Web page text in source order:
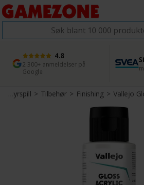
4.8
2 300+ anmeldelser på
Google
1 dags levering
Bestill innen kl. 12
45
Enkel
Miniatyrspill >Tilbehør> Finishing>Vallejo